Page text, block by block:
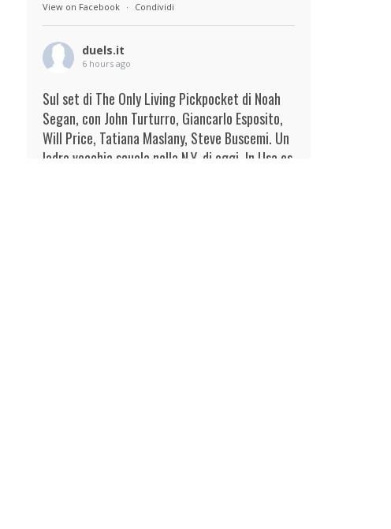
View on Facebook · Condividi
duels.it
6 hours ago
Sul set di The Only Living Pickpocket di Noah
Segan, con John Turturro, Giancarlo Esposito,
Will Price, Tatiana Maslany, Steve Buscemi. Un
ladro vecchia scuola nella N.Y. di oggi. In Usa es